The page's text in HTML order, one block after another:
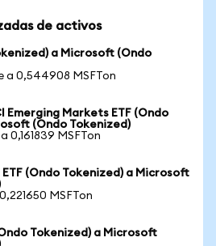
de activos
a Microsoft (Ondo
a 0,544908 MSFTon
Emerging Markets ETF (Ondo
(Ondo Tokenized)
0,161839 MSFTon
ETF (Ondo Tokenized) a Microsoft
MSFTon
Tokenized) a Microsoft